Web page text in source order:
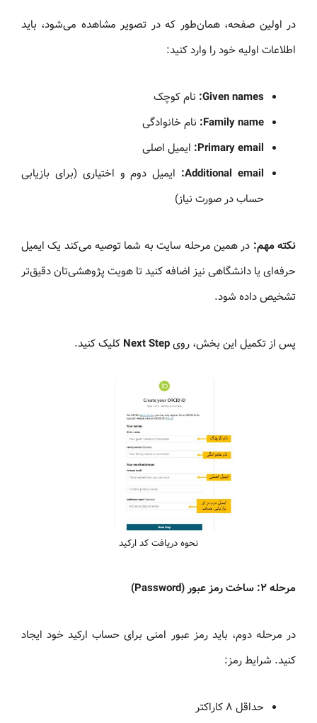
در اولین صفحه، همان‌طور که در تصویر مشاهده می‌شود، باید
اطلاعات اولیه خود را وارد کنید:
Given names: نام کوچک
Family name: نام خانوادگی
Primary email: ایمیل اصلی
Additional email: ایمیل دوم و اختیاری (برای بازیابی
حساب در صورت نیاز)
نکته مهم: در همین مرحله سایت به شما توصیه می‌کند یک ایمیل
حرفه‌ای یا دانشگاهی نیز اضافه کنید تا هویت پژوهشی‌تان دقیق‌تر
تشخیص داده شود.
پس از تکمیل این بخش، رویNext Step کلیک کنید.
نحوه دریافت کد ارکید
مرحله ۲: ساخت رمز عبور (Password)
در مرحله دوم، باید رمز عبور امنی برای حساب ارکید خود ایجاد
کنید. شرایط رمز:
حداقل ۸ کاراکتر